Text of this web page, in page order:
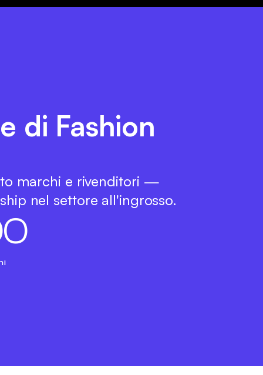
di Fashion
marchi e rivenditori —
nel settore all'ingrosso.
0